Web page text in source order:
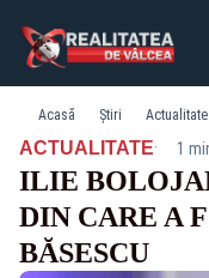
Acasă Știri Actualitate
ACTUALITATE· 1
ILIE
DIN CARE A
BĂSESCU